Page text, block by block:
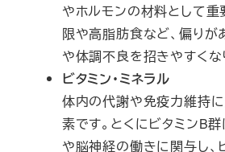
やホルモンの材料として重
限や高脂肪食など、偏り
や体調不良を招きやすくな
ビタミン・ミネラル
体内の代謝や免疫力維持
素です。とくにビタミンB
や脳神経の働きに関与し、